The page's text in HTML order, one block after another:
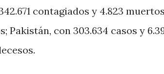
contagiados y 4.823
Pakistán, con 303.634 casos y